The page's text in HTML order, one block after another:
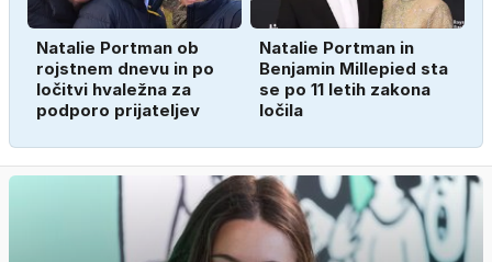
Natalie Portman ob
rojstnem dnevu in po
ločitvi hvaležna za
podporo prijateljev
Natalie Portman in
Benjamin Millepied sta
se po 11 letih zakona
ločila